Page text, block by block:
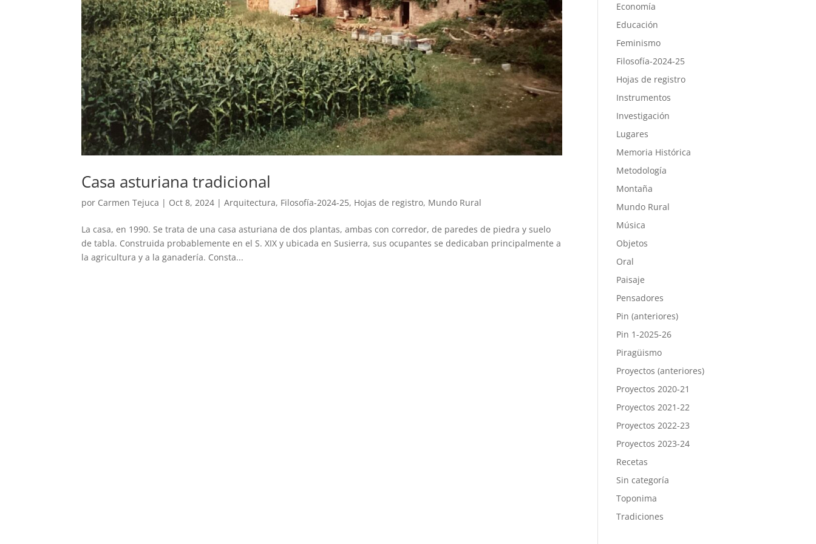
Casa asturiana tradicional
por Carmen Tejuca | Oct 8, 2024 |Arquitectura, Filosofía-2024-25, Hojas de registro, Mundo Rural
La casa, en 1990. Se trata de una casa asturiana de dos plantas, ambas con corredor, de paredes de piedra y suelo
de tabla. Construida probablemente en el S. XIX y ubicada en Susierra, sus ocupantes se dedicaban principalmente a
la agricultura y a la ganadería. Consta...
Economía
Educación
Feminismo
Filosofía-2024-25
Hojas de registro
Instrumentos
Investigación
Lugares
Memoria Histórica
Metodología
Montaña
Mundo Rural
Música
Objetos
Oral
Paisaje
Pensadores
Pin (anteriores)
Pin 1-2025-26
Piragüismo
Proyectos (anteriores)
Proyectos 2020-21
Proyectos 2021-22
Proyectos 2022-23
Proyectos 2023-24
Recetas
Sin categoría
Toponima
Tradiciones